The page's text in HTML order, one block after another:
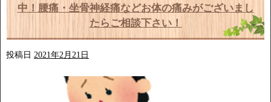
中！腰痛・坐骨神経痛などお体の痛みがございまし
たらご相談下さい！
投稿日 2021年2月21日